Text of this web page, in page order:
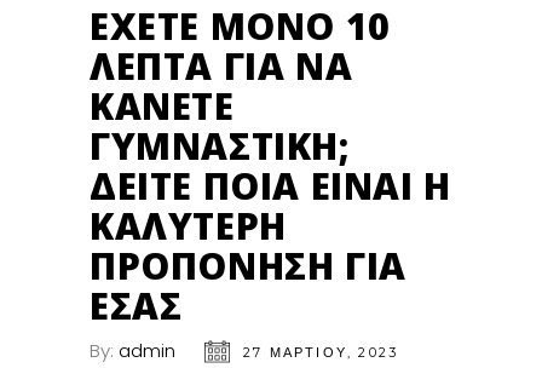
ΈΧΕΤΕ ΜΌΝΟ 10
ΛΕΠΤΆ ΓΙΑ ΝΑ
ΚΆΝΕΤΕ
ΓΥΜΝΑΣΤΙΚΉ;
ΔΕΊΤΕ ΠΟΙΑ ΕΊΝΑΙ Η
ΚΑΛΎΤΕΡΗ
ΠΡΟΠΌΝΗΣΗ ΓΙΑ
ΕΣΆΣ
By: admin
27 ΜΑΡΤΊΟΥ, 2023